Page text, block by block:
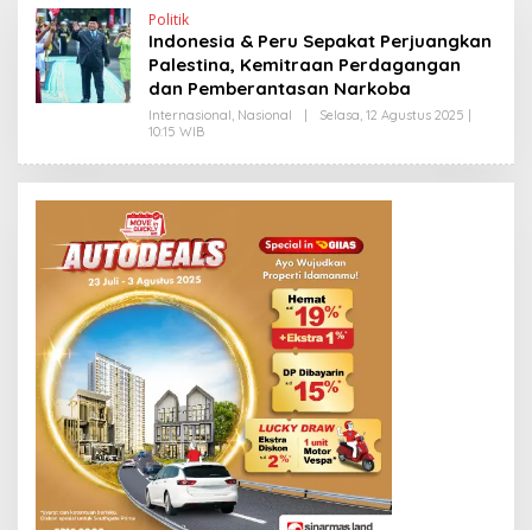
Politik
Indonesia & Peru Sepakat Perjuangkan
Palestina, Kemitraan Perdagangan
dan Pemberantasan Narkoba
Internasional, Nasional
Selasa, 12 Agustus 2025 |
10:15 WIB
E
H
H
D
R
E
W
S
L
N
K